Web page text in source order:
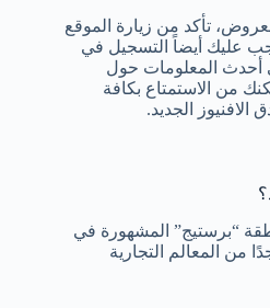
تأكد من زيارة الموقع
عليك أيضاً التسجيل في
أحدث المعلومات حول
من الاستمتاع بكافة
الافنيوز الجديد.
“برستيج” المشهورة في
من المعالم التجارية